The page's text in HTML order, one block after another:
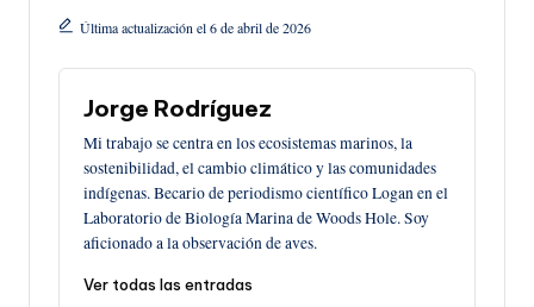
Última actualización el 6 de abril de 2026
Jorge Rodríguez
Mi trabajo se centra en los ecosistemas marinos, la
sostenibilidad, el cambio climático y las comunidades
indígenas. Becario de periodismo científico Logan en el
Laboratorio de Biología Marina de Woods Hole. Soy
aficionado a la observación de aves.
Ver todas las entradas